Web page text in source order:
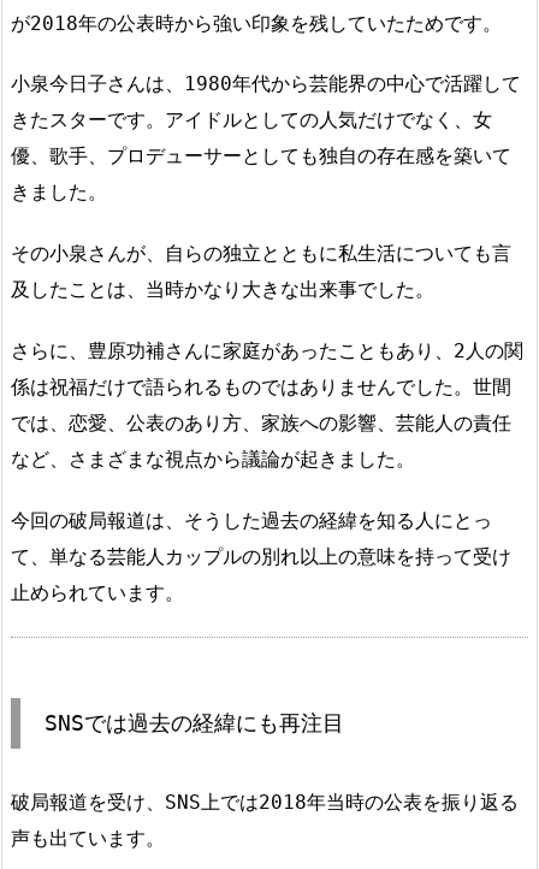
が2018年の公表時から強い印象を残していたためです。
小泉今日子さんは、1980年代から芸能界の中心で活躍して
きたスターです。アイドルとしての人気だけでなく、女
優、歌手、プロデューサーとしても独自の存在感を築いて
きました。
その小泉さんが、自らの独立とともに私生活についても言
及したことは、当時かなり大きな出来事でした。
さらに、豊原功補さんに家庭があったこともあり、2人の関
係は祝福だけで語られるものではありませんでした。世間
では、恋愛、公表のあり方、家族への影響、芸能人の責任
など、さまざまな視点から議論が起きました。
今回の破局報道は、そうした過去の経緯を知る人にとっ
て、単なる芸能人カップルの別れ以上の意味を持って受け
止められています。
SNSでは過去の経緯にも再注目
破局報道を受け、SNS上では2018年当時の公表を振り返る
声も出ています。